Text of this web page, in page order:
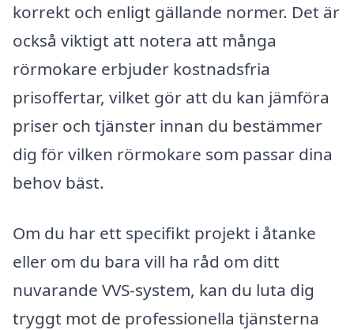
korrekt och enligt gällande normer. Det är
också viktigt att notera att många
rörmokare erbjuder kostnadsfria
prisoffertar, vilket gör att du kan jämföra
priser och tjänster innan du bestämmer
dig för vilken rörmokare som passar dina
behov bäst.
Om du har ett specifikt projekt i åtanke
eller om du bara vill ha råd om ditt
nuvarande VVS-system, kan du luta dig
tryggt mot de professionella tjänsterna